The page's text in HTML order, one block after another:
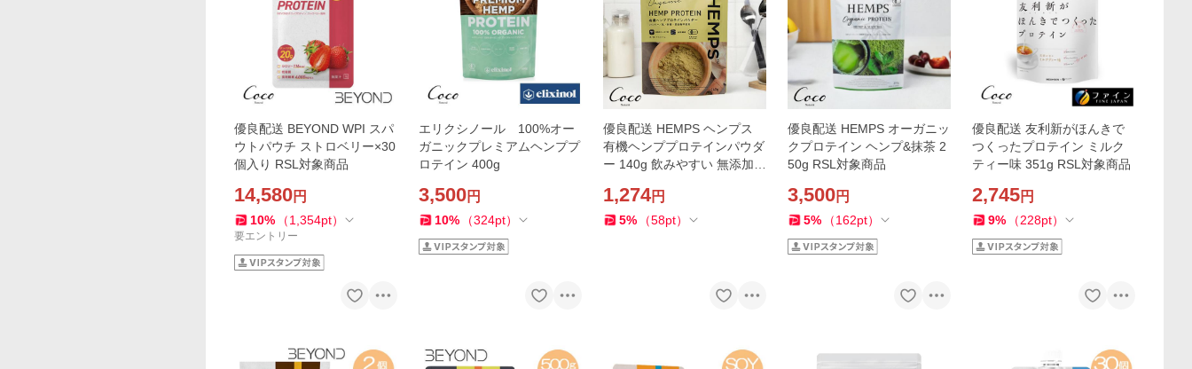
優良配送 BEYOND WPI スパ
ウトパウチ ストロベリー×30
個入り RSL対象商品
14,580円
10% （1,354pt）
要エントリー
エリクシノール 100%オー
ガニックプレミアムヘンププ
ロテイン 400g
3,500円
10% （324pt）
優良配送 HEMPS ヘンプス
有機ヘンププロテインパウダ
ー 140g 飲みやすい 無添加
須アミノ酸 必須脂肪酸 ミネ
ラル RSL対象商品
1,274円
5% （58pt）
優良配送 HEMPS オーガニッ
クプロテイン ヘンプ&抹茶 2
50g RSL対象商品
3,500円
5% （162pt）
優良配送 友利新がほんきで
つくったプロテイン ミルク
ティー味 351g RSL対象商品
2,745円
9% （228pt）